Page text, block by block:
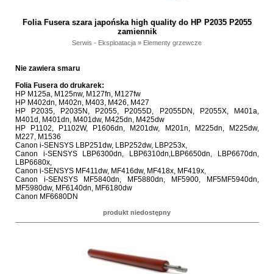
Folia Fusera szara japońska high quality do HP P2035 P2055
zamiennik
Serwis - Eksploatacja » Elementy grzewcze
Nie zawiera smaru
Folia Fusera do drukarek:
HP M125a, M125nw, M127fn, M127fw
HP M402dn, M402n, M403, M426, M427
HP P2035, P2035N, P2055, P2055D, P2055DN, P2055X, M401a,
M401d, M401dn, M401dw, M425dn, M425dw
HP P1102, P1102W, P1606dn, M201dw, M201n, M225dn, M225dw,
M227, M1536
Canon i-SENSYS LBP251dw, LBP252dw, LBP253x,
Canon i-SENSYS LBP6300dn, LBP6310dn,LBP6650dn, LBP6670dn,
LBP6680x,
Canon i-SENSYS MF411dw, MF416dw, MF418x, MF419x,
Canon i-SENSYS MF5840dn, MF5880dn, MF5900, MF5MF5940dn,
MF5980dw, MF6140dn, MF6180dw
Canon MF6680DN
produkt niedostępny